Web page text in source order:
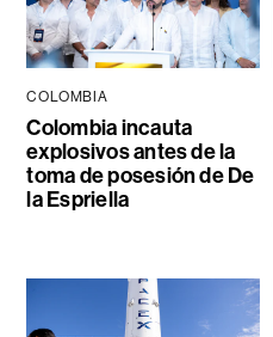
COLOMBIA
Colombia incauta
explosivos antes de la
toma de posesión de De
la Espriella